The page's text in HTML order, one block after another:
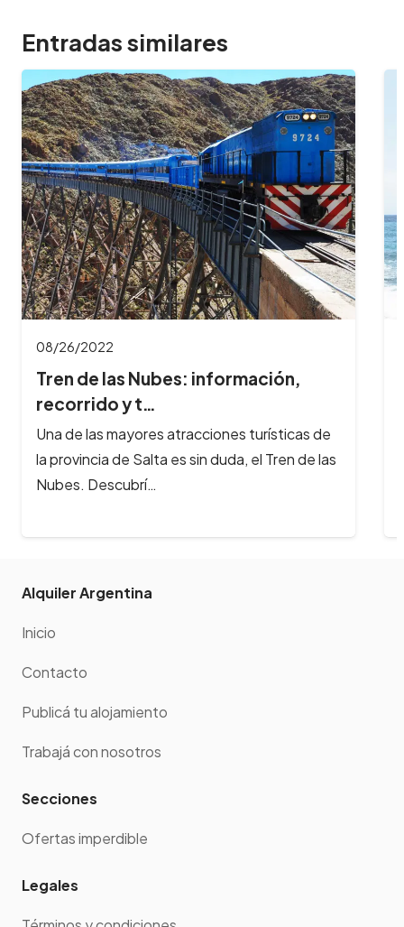
Entradas similares
11/03/2021
Empeza a planificar tu verano 2022
Se viene el verano 2022, definitivamente, uno
de los momentos más esperados por todas
las personas que desean viajar, recorrer…
Alquiler Argentina
Inicio
Contacto
Publicá tu alojamiento
Trabajá con nosotros
Secciones
Ofertas imperdible
Legales